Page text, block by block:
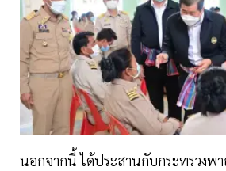
นอกจากนี้ ได้ประสานกับกระทรวงพ